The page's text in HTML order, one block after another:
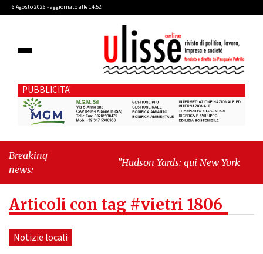
6 Agosto 2026 - aggiornato alle 14:52
PUBBLICITA'
Breaking
news:
"Hudson Yards: qui New York morde il
Articoli con tag #vietri 1806
Notizie locali